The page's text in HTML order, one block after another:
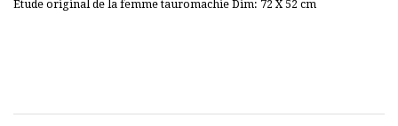
Etude original de la femme tauromachie Dim: 72 X 52 cm